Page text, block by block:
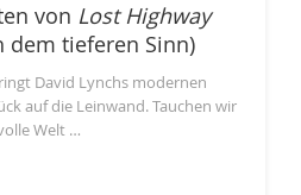
von Lost Highway
dem tieferen Sinn)
David Lynchs modernen
auf die Leinwand. Tauchen wir
Welt …